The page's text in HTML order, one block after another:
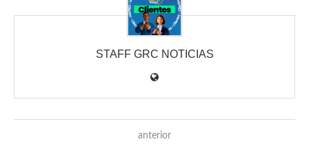
STAFF GRC NOTICIAS
anterior